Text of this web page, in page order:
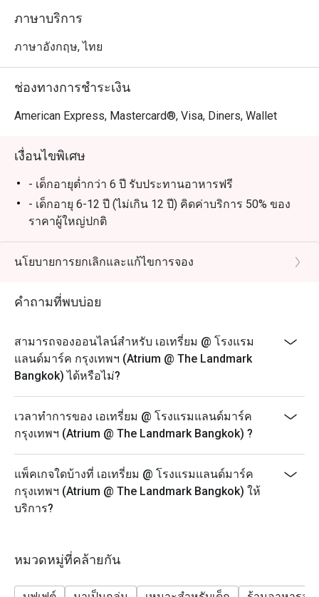
和週日brunch, 行政副总厨 Chef Francesco 亲自主理所有
驰名泰国泥蟹，篮花蟹，生蚝和进口青口贝等海鲜，无论
冻食或各种风味热炒都能令你一试难忘... 不要忘记亲们和
Atrium @ The Landmark Bangkok ให้บริการบุฟเฟ่ต์อาหาร
นานาชาติสุดหรู ตั้งอยู่ที่ชั้นล็อบบี้ของโรงแรม The
นานา ร้านเหมาะสำหรับครอบครัวและเด็ก บรรยากาศกว้าง
ขวางและนั่งสบาย เหมาะกับทั้งมื้อครอบครัวและโอกาส
พิเศษ ไฮไลต์เมนูยอดนิยม ได้แก่ กุ้งแม่น้ำย่างสดใหม่ หอย
นางรมคุณภาพดี กั้งเนื้อหวาน ซาชิมิชิ้นหนา เป็ดปักกิ่งหนัง
กรอบ และเนื้อแกะย่างระดับพรีเมียม
โดดเด่นด้วยบริการยอดเยี่ยม บรรยากาศหรูหรา และเมนู
นักท่องเที่ยวต่างประทับใจในความสดใหม่ ความหลาก
ใกล้สถานี BTS นานา
การจองผ่านแอปหรือเว็บไซต์ Eatigo คือวิธีที่ชาญฉลาดที่สุด
ในการรับประทานอาหาร เพียงเลือกช่วงเวลาที่ต้องการ ก็
ภาษาบริการ
ภาษาอังกฤษ, ไทย
ช่องทางการชำระเงิน
American Express, Mastercard®, Visa, Diners, Wallet
เงื่อนไขพิเศษ
- เด็กอายุต่ำกว่า 6 ปี รับประทานอาหารฟรี
- เด็กอายุ 6-12 ปี (ไม่เกิน 12 ปี) คิดค่าบริการ 50% ของ
ราคาผู้ใหญ่ปกติ
- ราคาบุฟเฟ่ต์รวมน้ำดื่มไม่อั้นและกาแฟหรือชา 1 แก้ว
(ร้อนหรือเย็น)
- เมนูและราคาอาจมีการเปลี่ยนแปลงโดยไม่ต้องแจ้งให้
- ราคาที่แสดงยังไม่รวมภาษีมูลค่าเพิ่มและค่าบริการ
- ส่วนลดจะนำไปหักเฉพาะค่าอาหารและภาษีมูลค่าเพิ่ม
ไม่รวมค่าบริการ
การจองดังกล่าว
อาหารทะเลประจำวัน:
นิวซีแลนด์ หอยแมลงภู่ดำ และหอยหวาน
- มื้อสาย (เสาร์ - อาทิตย์) & มื้อค่ำ (ศุกร์ - อาทิตย์): กุ้ง
แม่น้ำเผา ปูทะเลนึ่ง ปูไข่นึ่งนมสด ปูไข่ดองน้ำปลา กุ้งขาว
ขาว กั้ง หอยนางรมสด หอยแมลงภู่นิวซีแลนด์ และหอย
นโยบายการยกเลิกและแก้ไขการจอง
คำถามที่พบบ่อย
สามารถจองออนไลน์สำหรับ เอเทรี่ยม @ โรงแรม
แลนด์มาร์ค กรุงเทพฯ (Atrium @ The Landmark
Bangkok) ได้หรือไม่?
เวลาทำการของ เอเทรี่ยม @ โรงแรมแลนด์มาร์ค
กรุงเทพฯ (Atrium @ The Landmark Bangkok) ?
แพ็คเกจใดบ้างที่ เอเทรี่ยม @ โรงแรมแลนด์มาร์ค
กรุงเทพฯ (Atrium @ The Landmark Bangkok) ให้
บริการ?
หมวดหมู่ที่คล้ายกัน